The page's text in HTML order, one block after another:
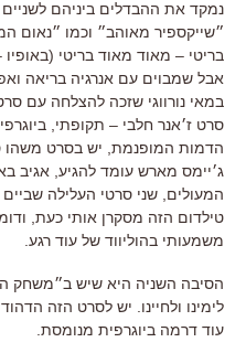
נמקד את ההבדלים ביניהם
״שייקספיר מאוהב״ וכמו ״נאום
בריטי – מאוד מאוד בריטי
אבל שמבוים עם אנרגיה בריאה
במאי נורווגי שזכה להצלחה עם
סרט ז׳אנר חלבי – תקופתי,
הדמות המופנמת, יש בסרט
ג׳יימס מארש עומד להגיע, אגיב
המעולים, שני סרטי העלילה
טילדום הזה מסקרן אותי כעת,
משמעותי בהוליווד של עוד רגע.
הסיבה השניה היא שיש ב״משחק
לימינו ולחיינו. יש לסרט הזה
עוד דרמה ביוגרפית מנומסת.